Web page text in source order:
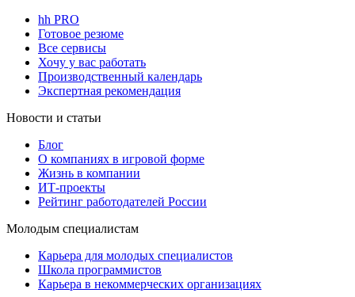
hh PRO
Готовое резюме
Все сервисы
Хочу у вас работать
Производственный календарь
Экспертная рекомендация
Новости и статьи
Блог
О компаниях в игровой форме
Жизнь в компании
ИТ-проекты
Рейтинг работодателей России
Молодым специалистам
Карьера для молодых специалистов
Школа программистов
Карьера в некоммерческих организациях